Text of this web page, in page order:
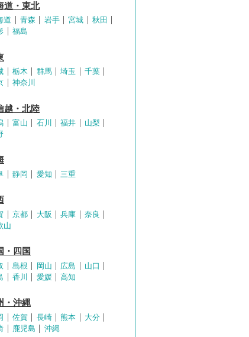
道・東北
道 青森 岩手 宮城
秋田
福島
栃木 群馬 埼玉
千葉
神奈川
越・北陸
富山 石川 福井
山梨
静岡 愛知 三重
京都 大阪 兵庫
奈良
山
・四国
島根 岡山 広島
山口
香川 愛媛 高知
・沖縄
佐賀 長崎 熊本
大分
鹿児島 沖縄